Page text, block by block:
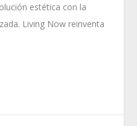
estética con la
Living Now reinventa